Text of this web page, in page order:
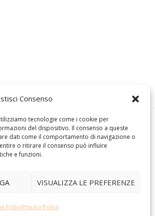
Consenso
tecnologie come i cookie per
del dispositivo. Il consenso a queste
dati come il comportamento di navigazione o
o ritirare il consenso può influire
e funzioni.
VISUALIZZA LE PREFERENZE
PolicyPrivacy Policy